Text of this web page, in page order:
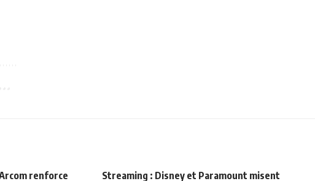
renforce Streaming : Disney et Paramount misent